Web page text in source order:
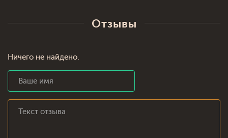
Отзывы
Ничего не найдено.